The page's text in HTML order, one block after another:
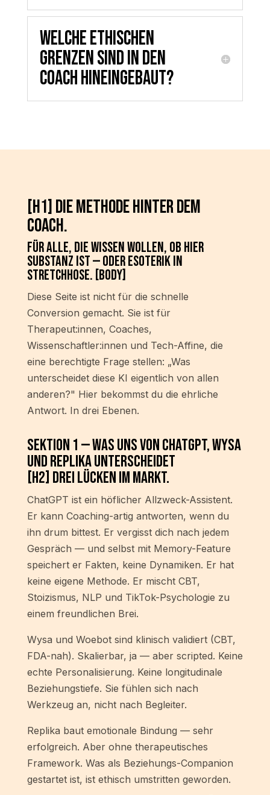
Welche ethischen
Grenzen sind in den
Coach hineingebaut?
[H1] Die Methode hinter dem
Coach.
Für alle, die wissen wollen, ob hier
Substanz ist — oder Esoterik in
Stretchhose. [Body]
Diese Seite ist nicht für die schnelle
Conversion gemacht. Sie ist für
Therapeut:innen, Coaches,
Wissenschaftler:innen und Tech-Affine, die
eine berechtigte Frage stellen: „Was
unterscheidet diese KI eigentlich von allen
anderen?" Hier bekommst du die ehrliche
Antwort. In drei Ebenen.
Sektion 1 — Was uns von ChatGPT, Wysa
und Replika unterscheidet
[H2] Drei Lücken im Markt.
ChatGPT ist ein höflicher Allzweck-Assistent.
Er kann Coaching-artig antworten, wenn du
ihn drum bittest. Er vergisst dich nach jedem
Gespräch — und selbst mit Memory-Feature
speichert er Fakten, keine Dynamiken. Er hat
keine eigene Methode. Er mischt CBT,
Stoizismus, NLP und TikTok-Psychologie zu
einem freundlichen Brei.
Wysa und Woebot sind klinisch validiert (CBT,
FDA-nah). Skalierbar, ja — aber scripted. Keine
echte Personalisierung. Keine longitudinale
Beziehungstiefe. Sie fühlen sich nach
Werkzeug an, nicht nach Begleiter.
Replika baut emotionale Bindung — sehr
erfolgreich. Aber ohne therapeutisches
Framework. Was als Beziehungs-Companion
gestartet ist, ist ethisch umstritten geworden.